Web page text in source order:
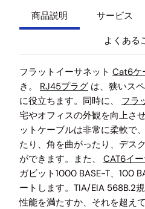
商品説明 サービス
よくある
フラットイーサネット Cat6ケ
き。 RJ45プラグ は、狭いス
に役立ちます。同時に、 フラ
宅やオフィスの外観を向上さ
ットケーブルは非常に柔軟で
たり、角を曲がったり、デス
ができます。また、 CAT6イ
ガビット1000 BASE-T、100
ートします。TIA/EIA 568B.2
性能を満たすか、それを超えて